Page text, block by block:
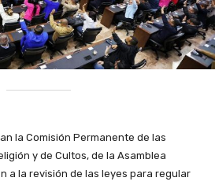
la Comisión Permanente de las
y de Cultos, de la Asamblea
a la revisión de las leyes para regular